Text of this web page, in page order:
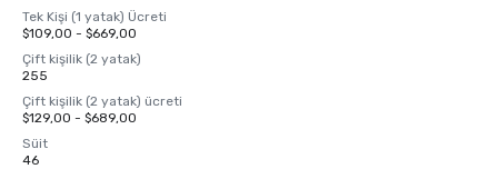
Tek Kişi (1 yatak) Ücreti
$109,00 - $669,00
Çift kişilik (2 yatak)
255
Çift kişilik (2 yatak) ücreti
$129,00 - $689,00
Süit
46